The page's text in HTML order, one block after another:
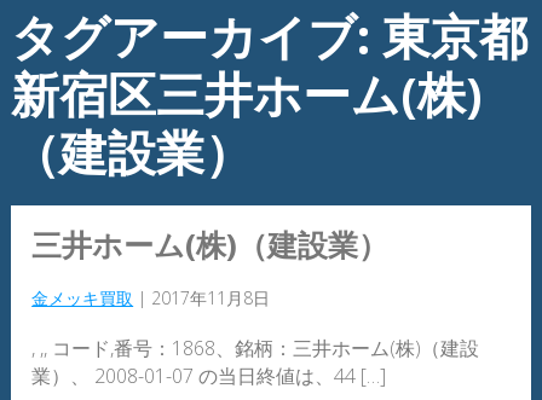
タグアーカイブ: 東京都
新宿区三井ホーム(株)
（建設業）
三井ホーム(株)（建設業）
金メッキ買取 | 2017年11月8日
, ,, コード,番号：1868、銘柄：三井ホーム(株)（建設
業）、 2008-01-07 の当日終値は、44 […]